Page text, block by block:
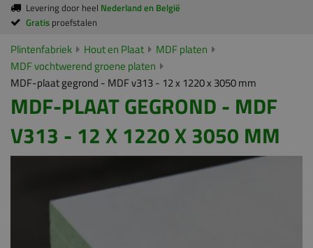
Levering door heel Nederland en België
Gratis proefstalen
Plintenfabriek Hout en Plaat
MDF platen
MDF vochtwerend groene platen
MDF-plaat gegrond - MDF v313 - 12 x 1220 x 3050 mm
MDF-PLAAT GEGROND - MDF
V313 - 12 X 1220 X 3050 MM